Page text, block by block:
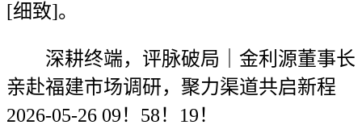
[细致]。
深耕终端，评脉破局｜金利源董事长
亲赴福建市场调研，聚力渠道共启新程
2026-05-26 09！58！19！